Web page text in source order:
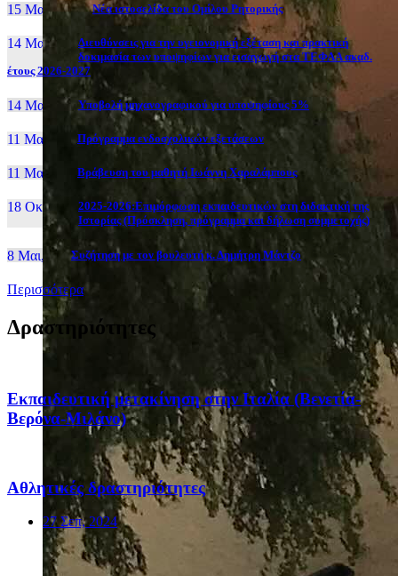
15 Μαι, 2026 Νέα ιστοσελίδα του Ομίλου Ρητορικής
14 Μαι, 26
Διευθύνσεις για την υγειονομική εξέταση και πρακτική
δοκιμασία των υποψηφίων για εισαγωγή στα ΤΕΦΑΑ ακαδ.
έτους 2026-2027
14 Μαι, 26 Yποβολή μηχανογραφικού για υποψηφίους 5%
11 Μαι, 26 Πρόγραμμα ενδοσχολικών εξετάσεων
11 Μαι, 26 Βράβευση του μαθητή Ιωάννη Χαραλάμπους
18 Οκτ, 25
2025-2026:Επιμόρφωση εκπαιδευτικών στη διδακτική της
Ιστορίας (Πρόσκληση, πρόγραμμα και δήλωση συμμετοχής)
8 Μαι, 26 Συζήτηση με τον βουλευτή κ. Δημήτρη Μάντζο
Περισσότερα
Δραστηριότητες
Eκπαιδευτική μετακίνηση στην Ιταλία (Βενετία-
Βερόνα-Μιλάνο)
Αθλητικές δραστηριότητες
27 Σεπ, 2024